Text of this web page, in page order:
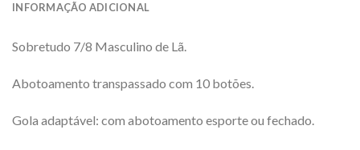
INFORMAÇÃO ADICIONAL
Sobretudo 7/8 Masculino de Lã.
Abotoamento transpassado com 10 botões.
Gola adaptável: com abotoamento esporte ou fechado.